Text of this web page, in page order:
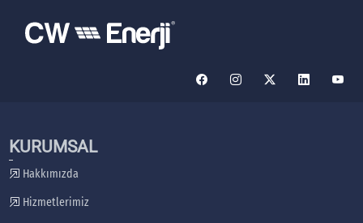
KURUMSAL
Hakkımızda
Hizmetlerimiz